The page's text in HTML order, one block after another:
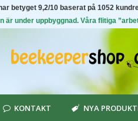
betyget9,2/10 baserat på 1052
är under uppbyggnad. Våra flitiga
KONTAKT NYA